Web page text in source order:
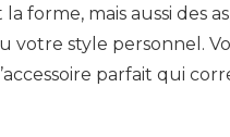
la forme, mais aussi des
votre style personnel.
parfait qui